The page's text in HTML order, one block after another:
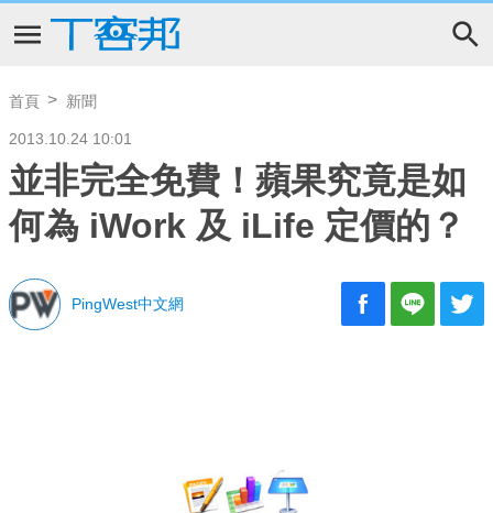
首頁 新聞
2013.10.24 10:01
並非完全免費！蘋果究竟是如
何為 iWork 及 iLife 定價的？
PingWest中文網